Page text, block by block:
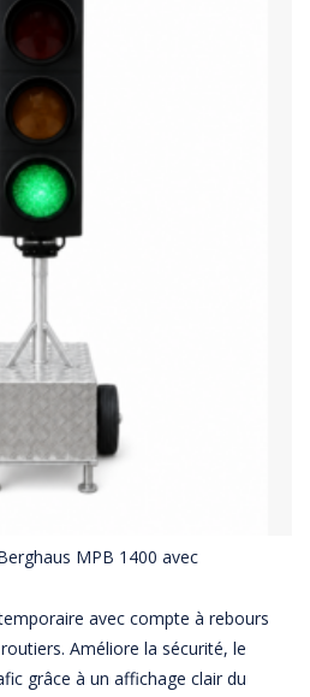
MPB 1400 avec
avec compte à rebours
Améliore la sécurité, le
grâce à un affichage clair du